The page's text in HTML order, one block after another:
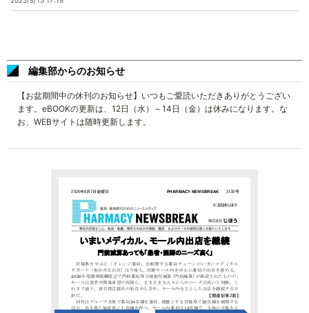
編集部からのお知らせ
【お盆期間中の休刊のお知らせ】いつもご愛読いただきありがとうござい
ます。eBOOKの更新は、12日（水）～14日（金）は休みになります。な
お、WEBサイトは随時更新します。